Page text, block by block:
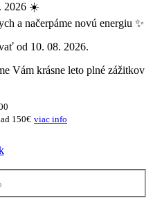
2026 ☀️
a načerpáme novú energiu ✨
od 10. 08. 2026.
Vám krásne leto plné zážitkov
150€ viac info